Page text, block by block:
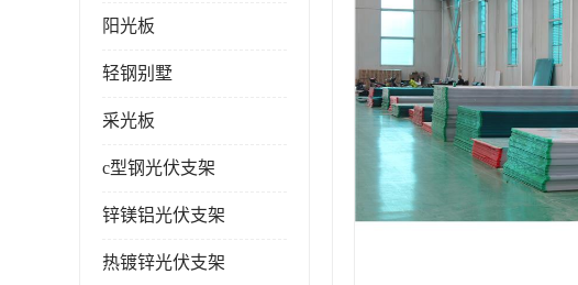
阳光板
轻钢别墅
采光板
c型钢光伏支架
锌镁铝光伏支架
热镀锌光伏支架